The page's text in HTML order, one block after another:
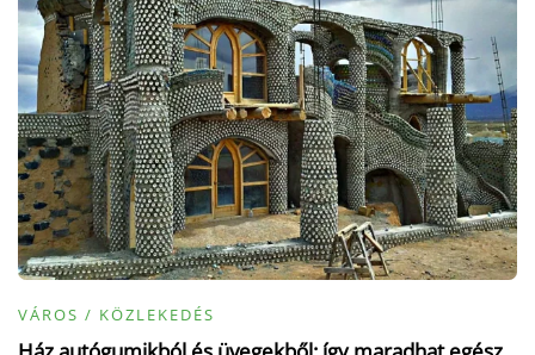
VÁROS / KÖZLEKEDÉS